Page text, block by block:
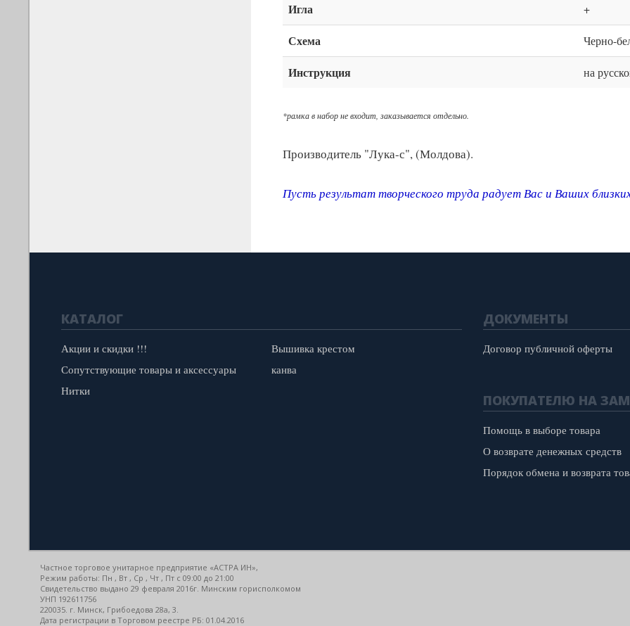
Игла +
Схема Черно-
Инструкция на
*рамка в набор не входит, заказывается отдельно.
Производитель "Лука-с", (Молдова).
Пусть результат творческого труда радует Вас и Ваших
КАТАЛОГ
Акции и скидки !!!
Вышивка крестом
Сопутствующие товары и аксессуары
канва
Нитки
ДОКУМЕНТЫ
Договор публичной оферты
ПОКУПАТЕЛЮ НА
Помощь в выборе товара
О возврате денежных средств
Порядок обмена и возврата
Частное торговое унитарное предприятие «АСТРА ИН»,
Режим работы: Пн , Вт , Ср , Чт , Пт c 09:00 до 21:00
Свидетельство выдано 29 февраля 2016г. Минским горисполкомом
УНП 192611756
220035. г. Минск, Грибоедова 28а, 3.
Дата регистрации в Торговом реестре РБ: 01.04.2016